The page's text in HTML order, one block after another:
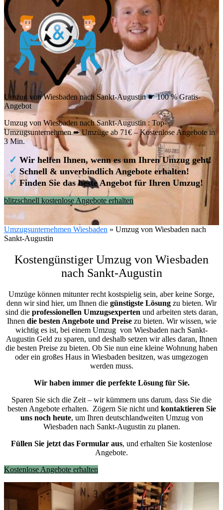
Umzug von Wiesbaden nach Sankt-Augustin ☛ 100 % Gratis-
Angebot
Umzug von Wiesbaden nach Sankt-Augustin : Top-
Umzugsunternehmen ➨ Umzüge ab 71€ – Kostenlose Angebote in
3 Min.
✓ Wir helfen Ihnen, wenn es um Ihren Umzug geht!
✓ Schnell & unverbindlich Angebote erhalten!
✓Finden Sie das beste Angebot für Ihren Umzug!
blitzschnell kostenlose Angebote erhalten
Umzugsunternehmen Wiesbaden » Umzug von Wiesbaden nach
Sankt-Augustin
Kostengünstiger Umzug von Wiesbaden
nach Sankt-Augustin
Umzüge können mitunter recht kostspielig sein, aber keine Sorge,
denn wir sind hier, um Ihnen die günstigste Lösung zu bieten. Wir
sind die professionellen Umzugsexperten und arbeiten stets daran,
Ihnen die besten Angebote und Preisezu bieten. Wir wissen, wie
wichtig es ist, bei einem Umzug von Wiesbaden nach Sankt-
Augustin Geld zu sparen, und deshalb setzen wir alles daran, Ihnen
die besten Preise zu bieten. Ob Sie nun eine kleine Wohnung haben
oder ein großes Haus in Wiesbaden besitzen, was umgezogen
werden muss.
Wir haben immer die perfekte Lösung für Sie.
Sparen Sie sich die Zeit – wir kümmern uns darum, dass Sie die
besten Angebote erhalten. Zögern Sie nicht und kontaktieren Sie
uns noch heute, um Ihren deutschlandweiten Umzug von
Wiesbaden nach Sankt-Augustin zu planen.
Füllen Sie jetzt das Formular aus, und erhalten Sie kostenlose
Angebote.
Kostenlose Angebote erhalten